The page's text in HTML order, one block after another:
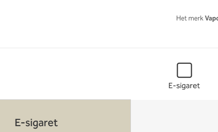
Het merk
E-sigaret
E-sigaret